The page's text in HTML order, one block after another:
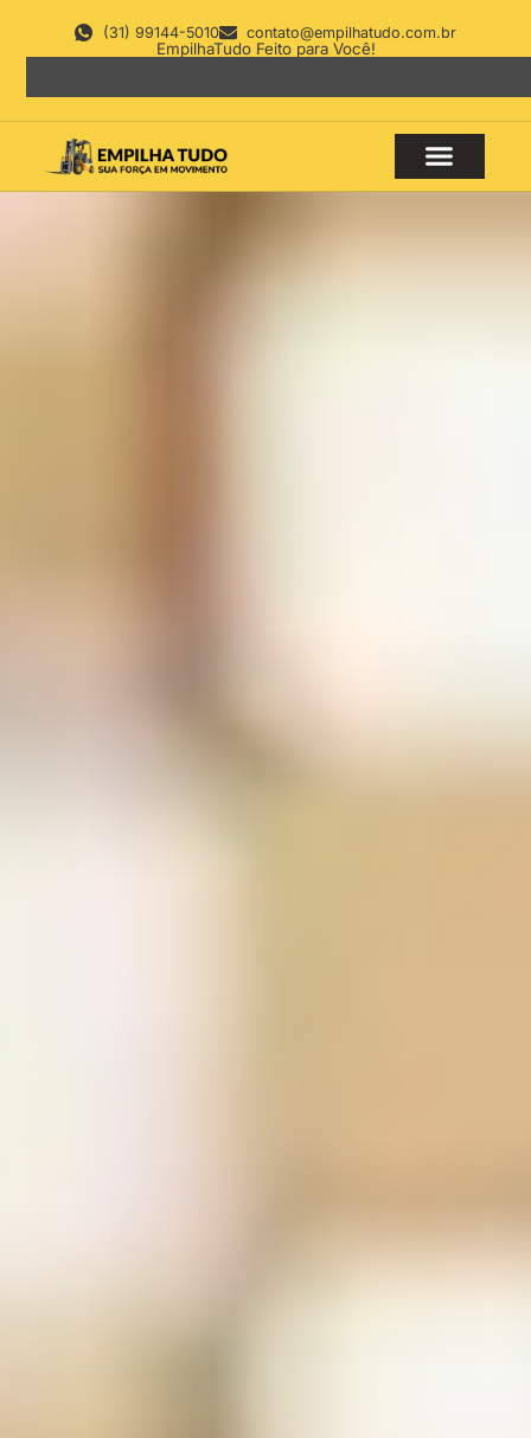
(31) 99144-5010 contato@empilhatudo.com.br
EmpilhaTudo Feito para Você!